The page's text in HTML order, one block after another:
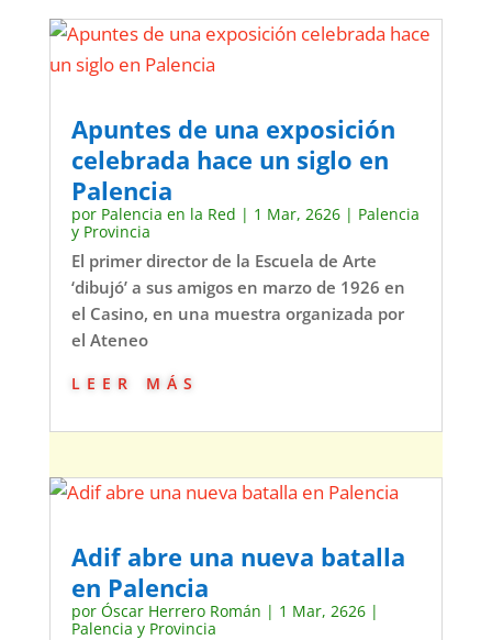
Apuntes de una exposición
celebrada hace un siglo en
Palencia
por Palencia en la Red | 1 Mar, 2626| Palencia
y Provincia
El primer director de la Escuela de Arte
‘dibujó’ a sus amigos en marzo de 1926 en
el Casino, en una muestra organizada por
el Ateneo
leer más
Adif abre una nueva batalla
en Palencia
por Óscar Herrero Román | 1 Mar, 2626|
Palencia y Provincia